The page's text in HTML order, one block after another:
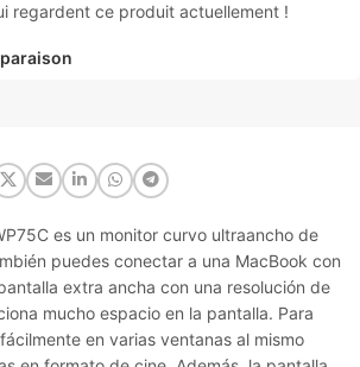
regardent ce produit actuellement !
es un monitor curvo ultraancho de
puedes conectar a una MacBook con
extra ancha con una resolución de
mucho espacio en la pantalla. Para
en varias ventanas al mismo